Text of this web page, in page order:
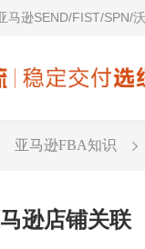
逊SEND/FIST/SPN/
亚马逊FBA知识
逊店铺关联